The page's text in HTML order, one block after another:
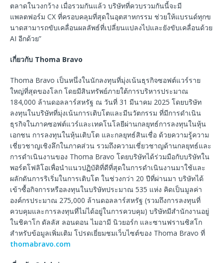
ตลาดในวงกว้าง เมื่อรวมกันแล้ว บริษัทที่ควบรวมกันนี้จะมี
แพลตฟอร์ม CX ที่ครอบคลุมที่สุดในอุตสาหกรรม ช่วยให้แบรนด์ทุกข
นาดสามารถขับเคลื่อนผลลัพธ์ที่เปลี่ยนแปลงไปและยังขับเคลื่อนด้วย
AI อีกด้วย”
เกี่ยวกับ Thoma Bravo
Thoma Bravo เป็นหนึ่งในนักลงทุนที่มุ่งเน้นธุรกิจซอฟต์แวร์ราย
ใหญ่ที่สุดของโลก โดยมีสินทรัพย์ภายใต้การบริหารประมาณ
184,000 ล้านดอลลาร์สหรัฐ ณ วันที่ 31 มีนาคม 2025 โดยบริษัท
ลงทุนในบริษัทที่มุ่งเน้นการเติบโตและมีนวัตกรรม ที่มีการดำเนิน
ธุรกิจในภาคซอฟต์แวร์และเทคโนโลยีผ่านกลยุทธ์การลงทุนในหุ้น
เอกชน การลงทุนในหุ้นเติบโต และกลยุทธ์สินเชื่อ ด้วยความรู้ความ
เชี่ยวชาญเชิงลึกในภาคส่วน รวมถึงความเชี่ยวชาญด้านกลยุทธ์และ
การดำเนินงานของ Thoma Bravo โดยบริษัทได้ร่วมมือกับบริษัทใน
พอร์ตโฟลิโอเพื่อนำแนวปฏิบัติที่ดีที่สุดในการดำเนินงานมาใช้และ
ผลักดันการริเริ่มในการเติบโต ในช่วงกว่า 20 ปีที่ผ่านมา บริษัทได้
เข้าซื้อกิจการหรือลงทุนในบริษัทประมาณ 535 แห่ง คิดเป็นมูลค่า
องค์กรประมาณ 275,000 ล้านดอลลาร์สหรัฐ (รวมถึงการลงทุนที่
ควบคุมและการลงทุนที่ไม่ได้อยู่ในการควบคุม) บริษัทมีสำนักงานอยู่
ในชิคาโก ดัลลัส ลอนดอน ไมอามี นิวยอร์ก และซานฟรานซิสโก
สำหรับข้อมูลเพิ่มเติม โปรดเยี่ยมชมเว็บไซต์ของ Thoma Bravo ที่
thomabravo.com